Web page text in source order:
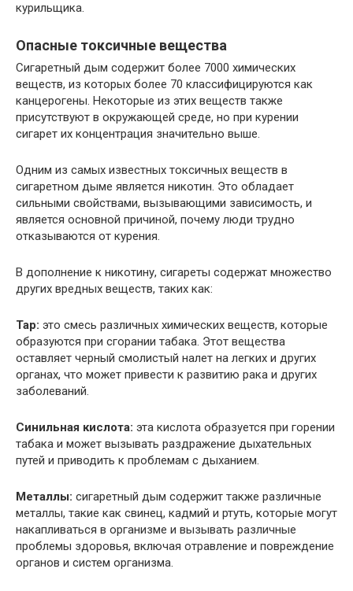
курильщика.
Опасные токсичные вещества
Сигаретный дым содержит более 7000 химических
веществ, из которых более 70 классифицируются как
канцерогены. Некоторые из этих веществ также
присутствуют в окружающей среде, но при курении
сигарет их концентрация значительно выше.
Одним из самых известных токсичных веществ в
сигаретном дыме является никотин. Это обладает
сильными свойствами, вызывающими зависимость, и
является основной причиной, почему люди трудно
отказываются от курения.
В дополнение к никотину, сигареты содержат множество
других вредных веществ, таких как:
Тар: это смесь различных химических веществ, которые
образуются при сгорании табака. Этот вещества
оставляет черный смолистый налет на легких и других
органах, что может привести к развитию рака и других
заболеваний.
Синильная кислота: эта кислота образуется при горении
табака и может вызывать раздражение дыхательных
путей и приводить к проблемам с дыханием.
Металлы: сигаретный дым содержит также различные
металлы, такие как свинец, кадмий и ртуть, которые могут
накапливаться в организме и вызывать различные
проблемы здоровья, включая отравление и повреждение
органов и систем организма.